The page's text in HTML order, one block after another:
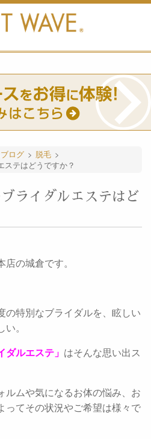
ログ > 脱毛 >
ステはどうですか？
ライダルエステはど
の城倉です。
の特別なブライダルを、眩しい
。
ダルエステ」 はそんな思い出ス
ルムや気になるお体の悩み、お
ってその状況やご希望は様々で